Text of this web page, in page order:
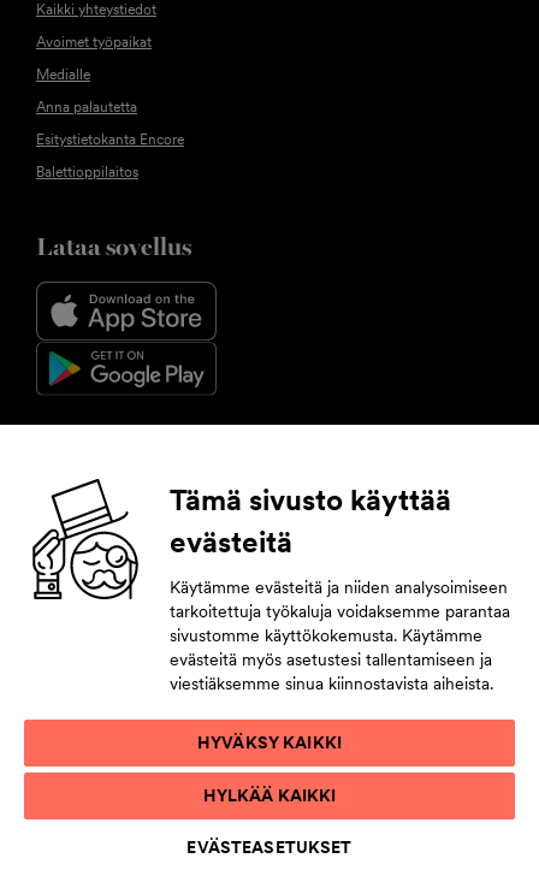
Kaikki yhteystiedot
Avoimet työpaikat
Medialle
Anna palautetta
Esitystietokanta Encore
Balettioppilaitos
Lataa sovellus
Facebook Instagram YouTube LinkedIn
Tilaa uutiskirje
Jättämällä yhteystietosi pysyt tahdissa tulevasta.
TIETOSUOJAKÄYTÄNTÖ
Tämä sivusto käyttää
evästeitä
Käytämme evästeitä ja niiden analysoimiseen
tarkoitettuja työkaluja voidaksemme parantaa
sivustomme käyttökokemusta. Käytämme
evästeitä myös asetustesi tallentamiseen ja
viestiäksemme sinua kiinnostavista aiheista.
HYVÄKSY KAIKKI
HYLKÄÄ KAIKKI
EVÄSTEASETUKSET